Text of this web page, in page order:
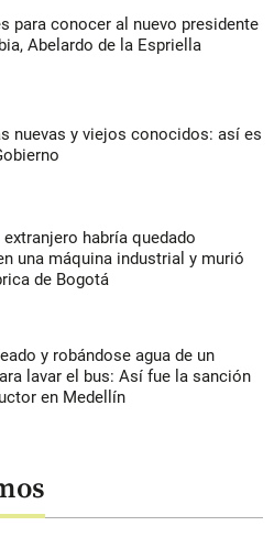
para conocer al nuevo presidente
Abelardo de la Espriella
nuevas y viejos conocidos: así es
extranjero habría quedado
una máquina industrial y murió
de Bogotá
y robándose agua de un
lavar el bus: Así fue la sanción
en Medellín